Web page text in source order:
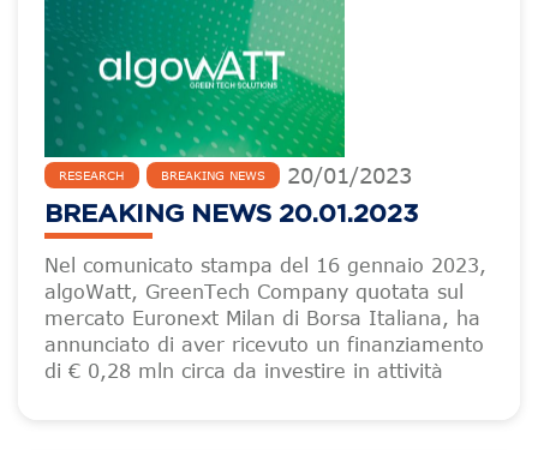
RESEARCH BREAKING NEWS 20/01/2023
BREAKING NEWS 20.01.2023
Nel comunicato stampa del 16 gennaio 2023,
algoWatt, GreenTech Company quotata sul
mercato Euronext Milan di Borsa Italiana, ha
annunciato di aver ricevuto un finanziamento
di € 0,28 mln circa da investire in attività